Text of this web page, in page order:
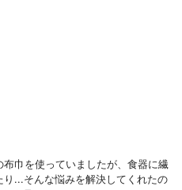
巾を使っていましたが、食器に繊
...そんな悩みを解決してくれたの